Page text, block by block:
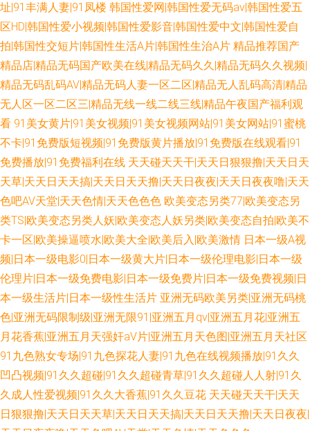
址|91丰满人妻|91凤楼 韩国性爱网|韩国性爱无码av|韩国性爱五
区HD|韩国性爱小视频|韩国性爱影音|韩国性爱中文|韩国性爱自
拍|韩国性交短片|韩国性生活A片|韩国性生治A片 精品推荐国产
精品店|精品无码国产欧美在线|精品无码久久|精品无码久久视频|
精品无码乱码AV|精品无码人妻一区二区|精品无人乱码高清|精品
无人区一区二区三|精品无线一线二线三线|精品午夜国产福利观
看 91美女黄片|91美女视频|91美女视频网站|91美女网站|91蜜桃
不卡|91免费版短视频|91免费版黄片播放|91免费版在线观看|91
免费播放|91免费福利在线 天天碰天天干|天天日狠狠撸|天天日天
天草|天天日天天搞|天天日天天撸|天天日夜夜|天天日夜夜噜|天天
色吧AV天堂|天天色情|天天色色色 欧美变态另类77|欧美变态另
类TS|欧美变态另类人妖|欧美变态人妖另类|欧美变态自拍|欧美不
卡一区|欧美操逼喷水|欧美大全|欧美后入|欧美激情 日本一级A视
频|日本一级电影0|日本一级黄大片|日本一级伦理电影|日本一级
伦理片|日本一级免费电影|日本一级免费片|日本一级免费视频|日
本一级生活片|日本一级性生活片 亚洲无码欧美另类|亚洲无码桃
色|亚洲无码限制级|亚洲无限91|亚洲五月qv|亚洲五月花|亚洲五
月花香蕉|亚洲五月天强奸aV片|亚洲五月天色图|亚洲五月天社区
91九色熟女专场|91九色探花人妻|91九色在线视频播放|91久久
凹凸视频|91久久超碰|91久久超碰青草|91久久超碰人人射|91久
久成人性爱视频|91久久大香蕉|91久久豆花 天天碰天天干|天天
日狠狠撸|天天日天天草|天天日天天搞|天天日天天撸|天天日夜夜|